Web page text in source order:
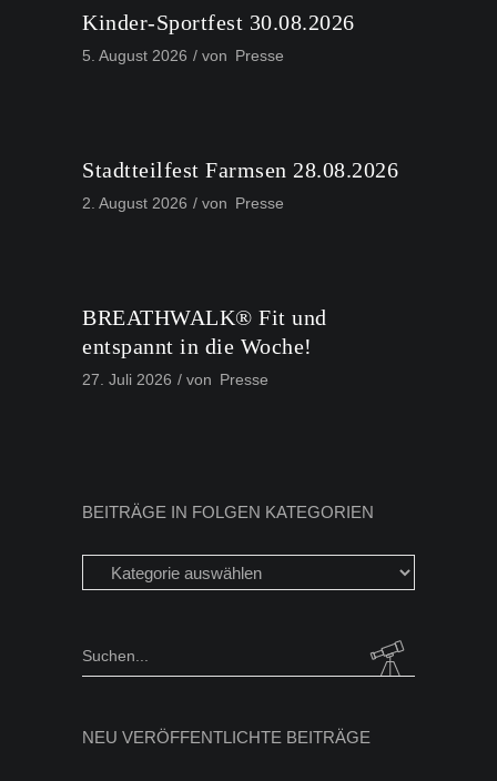
Kinder-Sportfest 30.08.2026
5. August 2026 von Presse
Stadtteilfest Farmsen 28.08.2026
2. August 2026 von Presse
BREATHWALK® Fit und
entspannt in die Woche!
27. Juli 2026 von Presse
BEITRÄGE IN FOLGEN KATEGORIEN
Beiträge
in
Kategorien
Search
NEU VERÖFFENTLICHTE BEITRÄGE